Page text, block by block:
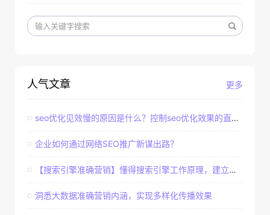
更多
人气文章
seo优化见效慢的原因是什么？控制seo优化效果的直接因素
企业如何通过网络SEO推广新谋出路？
【搜索引擎准确营销】懂得搜索引擎工作原理，建立准确客户群体
洞悉大数据准确营销内涵，实现多样化传播效果